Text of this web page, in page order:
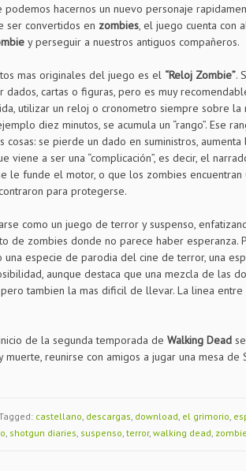
hacernos un nuevo personaje
ser convertidos en zombies, el juego cuenta con
y perseguir a nuestros antiguos compañeros.
mas originales del juego es el “Reloj Zombie”.
dados, cartas o figuras, pero es muy
utilizar un reloj o cronometro siempre sobre la
diez minutos, se acumula un “rango”. Ese
cosas: se pierde un dado en suministros,
viene a ser una “complicación”, es decir, el
le funde el motor, o que los zombies
para protegerse.
como un juego de terror y suspenso,
de zombies donde no parece haber esperanza.
una especie de parodia del cine de terror, una
aunque destaca que una mezcla de las
tambien la mas dificil de llevar. La linea
de la segunda temporada de Walking Dead
muerte, reunirse con amigos a jugar una mesa de
castellano, descargas, download, el grimorio,
, shotgun diaries, suspenso, terror, walking dead,